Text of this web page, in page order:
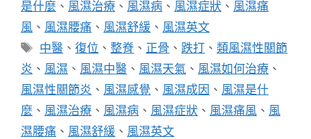
是什麼 、 風濕治療 、 風濕病 、 風濕症狀 、 風濕痛
風 、 風濕腰痛 、 風濕舒緩 、 風濕英文
標
籤
中醫 、復位 、整脊 、 正骨 、 跌打 、類風濕性關節
炎 、 風濕 、 風濕中醫 、 風濕天氣 、 風濕如何治療 、
風濕性關節炎 、 風濕感覺 、 風濕成因 、 風濕是什
麼 、 風濕治療 、 風濕病 、 風濕症狀 、 風濕痛風 、 風
濕腰痛 、 風濕舒緩 、 風濕英文